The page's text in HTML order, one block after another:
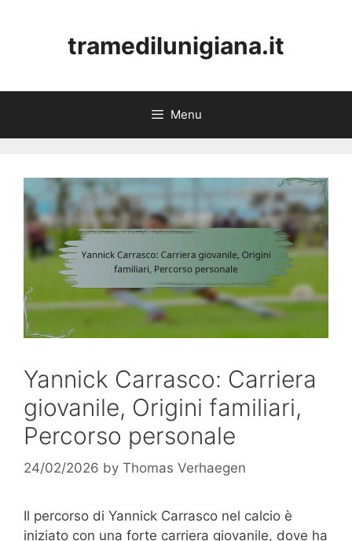
tramedilunigiana.it
Menu
Yannick Carrasco: Carriera
giovanile, Origini familiari,
Percorso personale
24/02/2026 by Thomas Verhaegen
Il percorso di Yannick Carrasco nel calcio è
iniziato con una forte carriera giovanile, dove ha